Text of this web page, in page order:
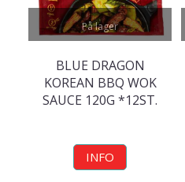
På lager
BLUE DRAGON
KOREAN BBQ WOK
SAUCE 120G *12ST.
INFO